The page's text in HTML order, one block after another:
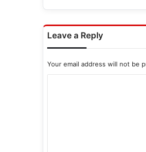
Leave a Reply
Your email address will not be